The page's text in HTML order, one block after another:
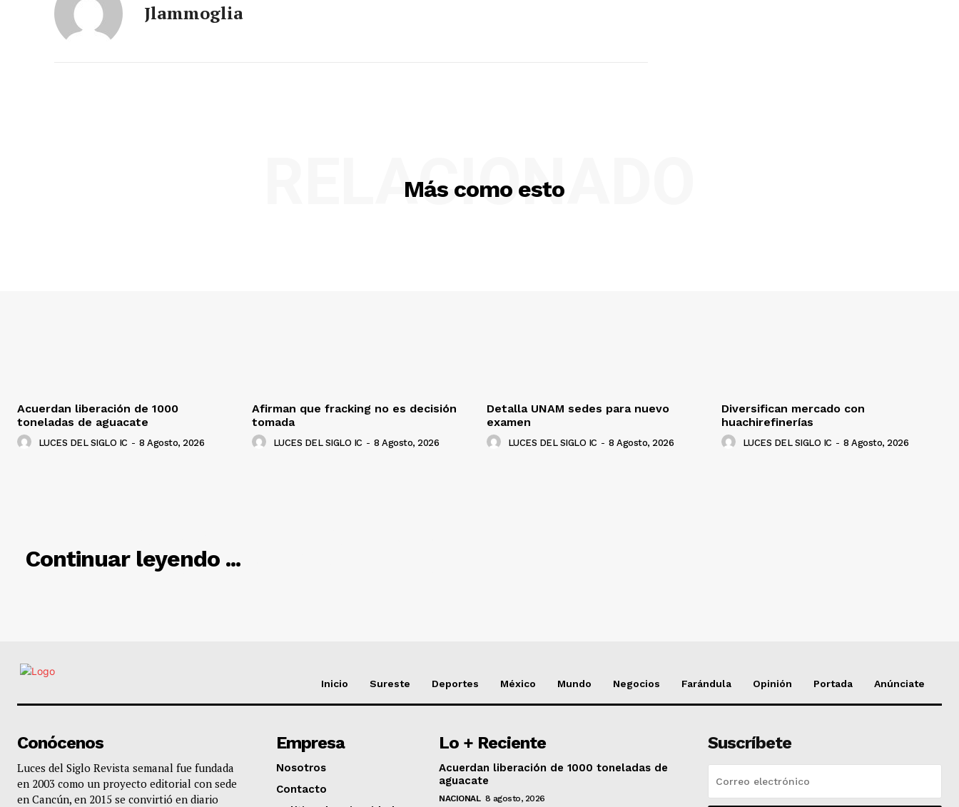
Jlammoglia
Más como esto
RELACIONADO
Acuerdan liberación de 1000
toneladas de aguacate
LUCES DEL SIGLO IC - 8 Agosto, 2026
Afirman que fracking no es decisión
tomada
LUCES DEL SIGLO IC - 8 Agosto, 2026
Detalla UNAM sedes para nuevo
examen
LUCES DEL SIGLO IC - 8 Agosto, 2026
Diversifican mercado con
huachirefinerías
LUCES DEL SIGLO IC - 8 Agosto, 2026
Continuar leyendo ...
RELACIONADO
Inicio Sureste Deportes México Mundo Negocios Farándula Opinión Portada Anúnciate
Conócenos
Luces del Siglo Revista semanal fue fundada
en 2003 como un proyecto editorial con sede
en Cancún, en 2015 se convirtió en diario
Empresa
Nosotros
Contacto
Lo + Reciente
Acuerdan liberación de 1000 toneladas de
aguacate
NACIONAL 8 agosto, 2026
Suscríbete